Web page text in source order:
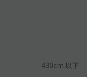
430cm 以下